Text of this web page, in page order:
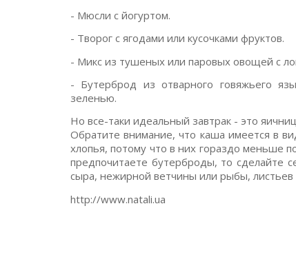
- Мюсли с йогуртом.
- Творог с ягодами или кусочками фруктов.
- Микс из тушеных или паровых овощей с
- Бутерброд из отварного говяжьего
зеленью.
Но все-таки идеальный завтрак - это
Обратите внимание, что каша имеется в
хлопья, потому что в них гораздо меньше
предпочитаете бутерброды, то сделайте
сыра, нежирной ветчины или рыбы, листьев
http://www.natali.ua